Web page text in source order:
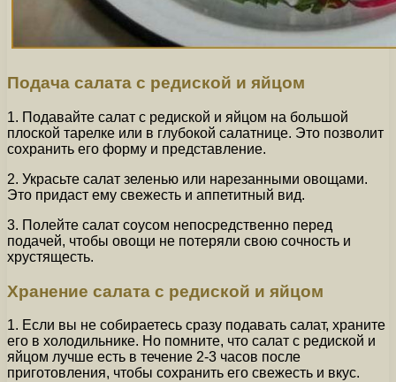
Подача салата с редиской и яйцом
1. Подавайте салат с редиской и яйцом на большой
плоской тарелке или в глубокой салатнице. Это позволит
сохранить его форму и представление.
2. Украсьте салат зеленью или нарезанными овощами.
Это придаст ему свежесть и аппетитный вид.
3. Полейте салат соусом непосредственно перед
подачей, чтобы овощи не потеряли свою сочность и
хрустящесть.
Хранение салата с редиской и яйцом
1. Если вы не собираетесь сразу подавать салат, храните
его в холодильнике. Но помните, что салат с редиской и
яйцом лучше есть в течение 2-3 часов после
приготовления, чтобы сохранить его свежесть и вкус.